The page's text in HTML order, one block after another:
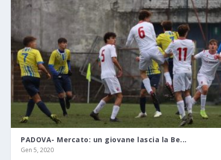
PADOVA- Mercato: un giovane lascia la Be...
Gen 5, 2020